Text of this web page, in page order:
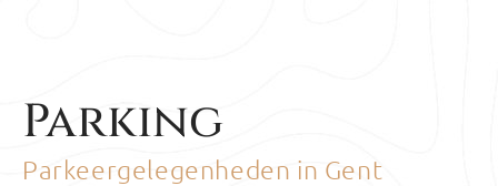
Parking
Parkeergelegenheden in Gent